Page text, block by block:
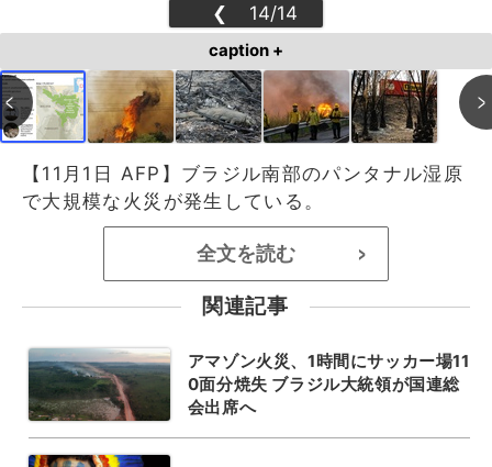
❮
14/14
❯
caption +
【11月1日 AFP】ブラジル南部のパンタナル湿原
で大規模な火災が発生している。
全文を読む >
関連記事
アマゾン火災、1時間にサッカー場11
0面分焼失 ブラジル大統領が国連総
会出席へ